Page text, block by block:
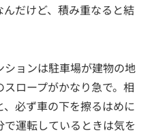
だけど、積み重なると結
ョンは駐車場が建物の地
ロープがかなり急で。相
必ず車の下を擦るはめに
運転しているときは気を